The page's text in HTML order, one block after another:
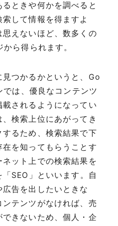
ときや何かを調べると
して情報を得ますよ
えないほど、数多くの
から得られます。
つかるかというと、 Go
では、優良なコンテンツ
されるようになってい
検索上位にあがってき
るため、検索結果で下
を知ってもらうことす
ット上での検索結果を
SEO 」といいます。自
告を出したいときな
テンツがなければ、売
きないため、個人・企